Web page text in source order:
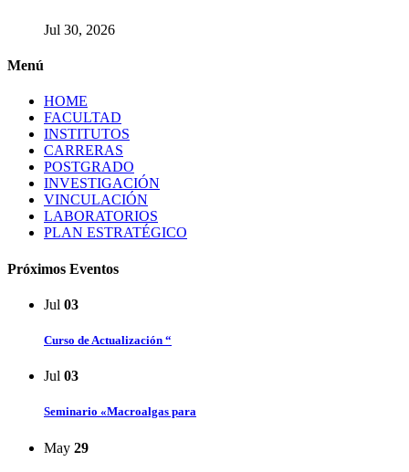
Jul 30, 2026
Menú
HOME
FACULTAD
INSTITUTOS
CARRERAS
POSTGRADO
INVESTIGACIÓN
VINCULACIÓN
LABORATORIOS
PLAN ESTRATÉGICO
Próximos Eventos
Jul 03
Curso de Actualización “
Jul 03
Seminario «Macroalgas para
May 29